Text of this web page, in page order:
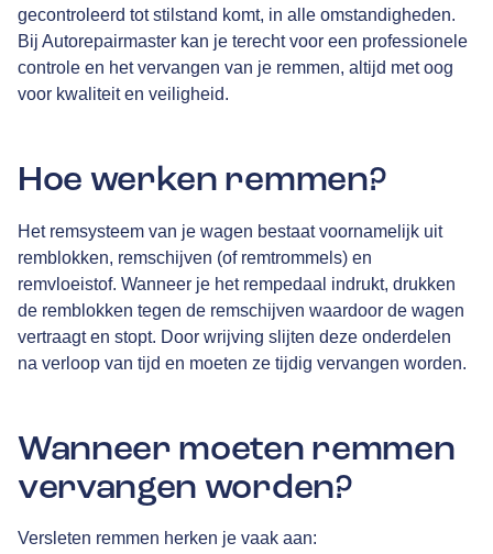
gecontroleerd tot stilstand komt, in alle omstandigheden.
Bij Autorepairmaster kan je terecht voor een professionele
controle en het vervangen van je remmen, altijd met oog
voor kwaliteit en veiligheid.
Hoe werken remmen?
Het remsysteem van je wagen bestaat voornamelijk uit
remblokken, remschijven (of remtrommels) en
remvloeistof. Wanneer je het rempedaal indrukt, drukken
de remblokken tegen de remschijven waardoor de wagen
vertraagt en stopt. Door wrijving slijten deze onderdelen
na verloop van tijd en moeten ze tijdig vervangen worden.
Wanneer moeten remmen
vervangen worden?
Versleten remmen herken je vaak aan: